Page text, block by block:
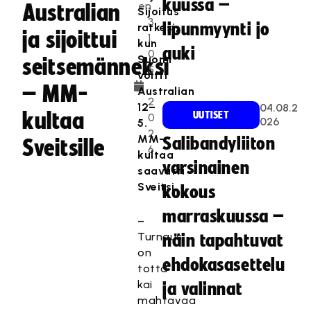
Australian
ja sijoittui
seitsemänneksi
– MM-
kultaa
Sveitsille
en
3
1.
0
5
.
2
0
2
6
Sijoitus
ratkesi,
kun
Suomi
voitti
Australian
12–
5.
MM-
kultaa
saavutti
Sveitsi.
–
Turnaus
on
totta
kai
mahtavaa
kuussa –
lipunmyynti jo
auki
UUTISET
04.08.2
026
Salibandyliiton
varsinainen
kokous
marraskuussa –
näin tapahtuvat
ehdokasasettelu
ja valinnat